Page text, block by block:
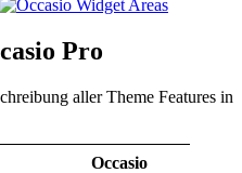
Pro
aller Theme Features in
Occasio